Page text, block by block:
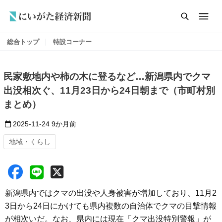
総合トップ 特設コーナー
民家敷地内や柿の木に登るなど…新潟県内でクマ
出没相次ぐ、11月23日から24日朝まで（市町村別
まとめ）
2025-11-24 9か月前
地域・くらし
新潟県内ではクマの出没や人身被害が増加しており、11月2
3日から24日にかけても県内複数の自治体でクマの目撃情報
が相次いだ。なお、県内には現在「クマ出没特別警報」が